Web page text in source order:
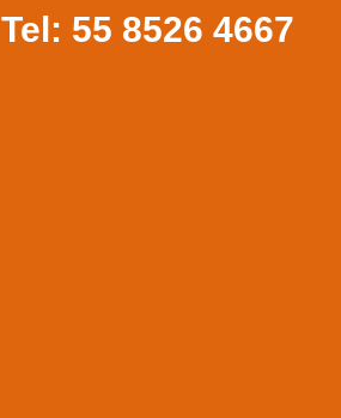
Tel: 55 8526 4667